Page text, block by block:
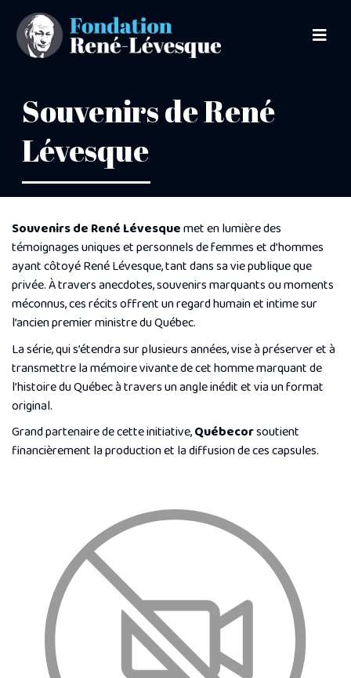
Souvenirs de René
Lévesque
Souvenirs de René Lévesquemet en lumière des
témoignages uniques et personnels de femmes et d’hommes
ayant côtoyé René Lévesque, tant dans sa vie publique que
privée.À travers anecdotes, souvenirs marquants ou moments
méconnus, ces récits offrent un regard humain et intime sur
l’ancien premier ministre du Québec.
La série, qui s’étendra sur plusieurs années, vise à préserver et à
transmettre la mémoire vivante de cet homme marquant de
l’histoire du Québec à travers un angle inédit et via un format
original.
Grand partenaire de cette initiative,Québecorsoutient
financièrement la production et la diffusion de ces capsules.